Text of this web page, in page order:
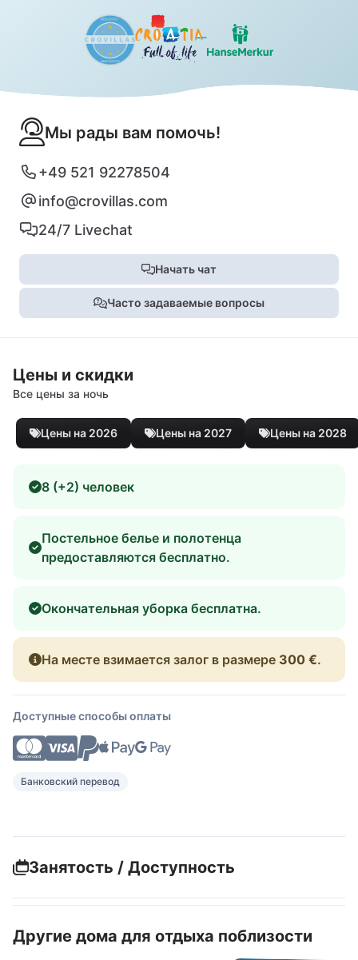
Мы рады вам помочь!
+49 521 92278504
info@crovillas.com
24/7 Livechat
Начать чат
Часто задаваемые вопросы
Цены и скидки
Все цены за ночь
Цены на 2026 Цены на 2027 Цены на 2028
8 (+2) человек
Постельное белье и полотенца
предоставляются бесплатно.
Окончательная уборка бесплатна.
На месте взимается залог в размере 300 €.
Доступные способы оплаты
Банковский перевод
Занятость / Доступность
Другие дома для отдыха поблизости